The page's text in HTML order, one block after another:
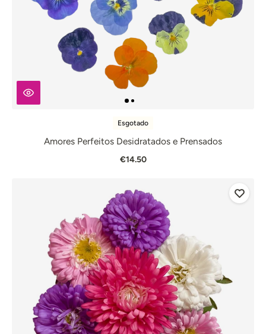
Esgotado
Amores Perfeitos Desidratados e Prensados
€14.50